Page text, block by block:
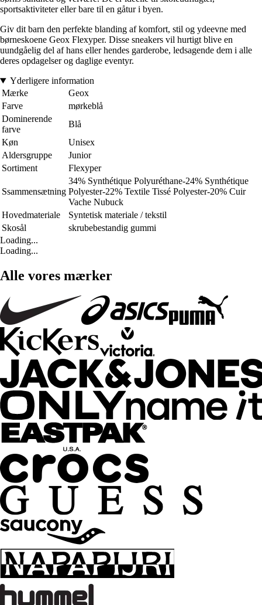
sportsaktiviteter eller bare til en gåtur i byen.
Giv dit barn den perfekte blanding af komfort, stil og ydeevne med
børneskoene Geox Flexyper. Disse sneakers vil hurtigt blive en
uundgåelig del af hans eller hendes garderobe, ledsagende dem i alle
deres opdagelser og daglige eventyr.
Yderligere information
Mærke
Geox
Farve
mørkeblå
Dominerende
farve
Blå
Køn
Unisex
Aldersgruppe
Junior
Sortiment
Flexyper
Ssammensætning
34% Synthétique Polyuréthane-24% Synthétique
Polyester-22% Textile Tissé Polyester-20% Cuir
Vache Nubuck
Hovedmateriale
Syntetisk materiale / tekstil
Skosål
skrubebestandig gummi
Loading...
Loading...
Alle vores mærker